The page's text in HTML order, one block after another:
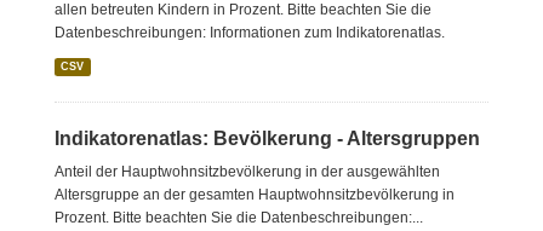
allen betreuten Kindern in Prozent. Bitte beachten Sie die
Datenbeschreibungen: Informationen zum Indikatorenatlas.
CSV
Indikatorenatlas: Bevölkerung - Altersgruppen
Anteil der Hauptwohnsitzbevölkerung in der ausgewählten
Altersgruppe an der gesamten Hauptwohnsitzbevölkerung in
Prozent. Bitte beachten Sie die Datenbeschreibungen:...